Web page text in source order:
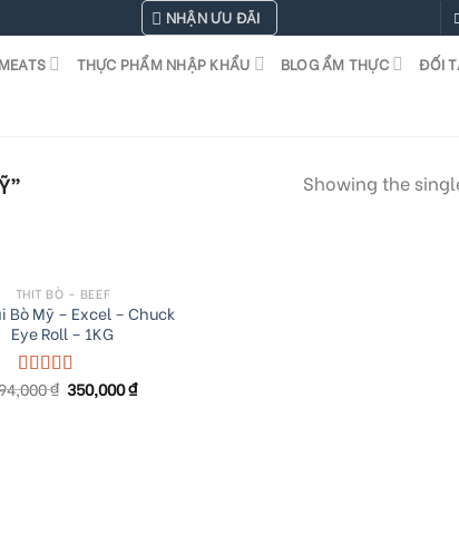
NHẬN ƯU ĐÃI
THỰC PHẨM NHẬP KHẨU BLOG ẨM THỰC ĐỐI
Showing the
THỊT BÒ - BEEF
Bò Mỹ – Excel – Chuck
Eye Roll – 1KG
Rated 5.00
₫ Original
price
350,000₫Current
price